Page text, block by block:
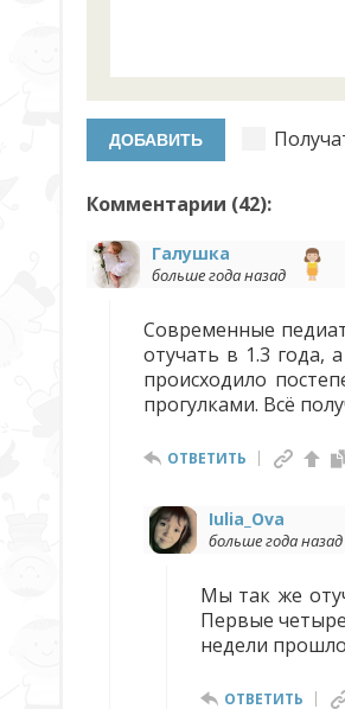
Комментарии (42):
Галушка
больше года назад
Современные
отучать в 1.3 года,
происходило
прогулками. Всё
ОТВЕТИТЬ
Iulia_Ova
больше года назад
Мы так же
Первые
недели
ОТВЕТИТЬ